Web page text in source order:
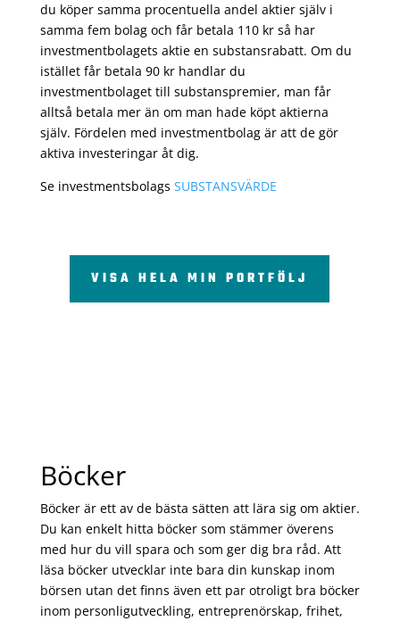
du köper samma procentuella andel aktier själv i
samma fem bolag och får betala 110 kr så har
investmentbolagets aktie en substansrabatt. Om du
istället får betala 90 kr handlar du
investmentbolaget till substanspremier, man får
alltså betala mer än om man hade köpt aktierna
själv. Fördelen med investmentbolag är att de gör
aktiva investeringar åt dig.
Se investmentsbolags SUBSTANSVÄRDE
VISA HELA MIN PORTFÖLJ
Böcker
Böcker är ett av de bästa sätten att lära sig om aktier.
Du kan enkelt hitta böcker som stämmer överens
med hur du vill spara och som ger dig bra råd. Att
läsa böcker utvecklar inte bara din kunskap inom
börsen utan det finns även ett par otroligt bra böcker
inom personligutveckling, entreprenörskap, frihet,